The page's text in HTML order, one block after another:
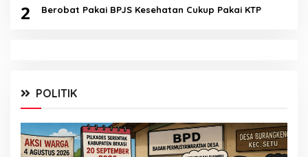
2 Berobat Pakai BPJS Kesehatan Cukup Pakai KTP
POLITIK